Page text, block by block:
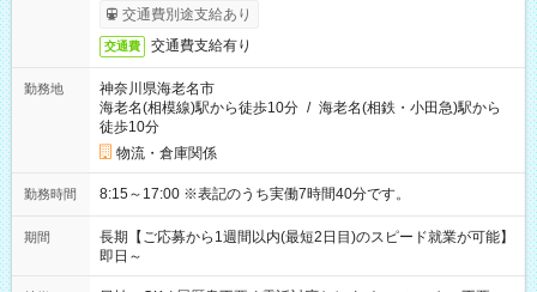
交通費別途支給あり
交通費 交通費支給有り
勤務地
神奈川県海老名市
海老名(相模線)駅から徒歩10分 / 海老名(相鉄・小田急)駅から
徒歩10分
物流・倉庫関係
勤務時間 8:15～17:00 ※表記のうち実働7時間40分です。
期間
長期【ご応募から1週間以内(最短2日目)のスピード就業が可能】
即日～